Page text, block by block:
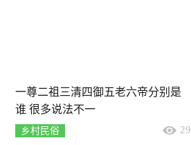
一尊二祖三清四御五老六帝分别是
谁 很多说法不一
乡村民俗 29